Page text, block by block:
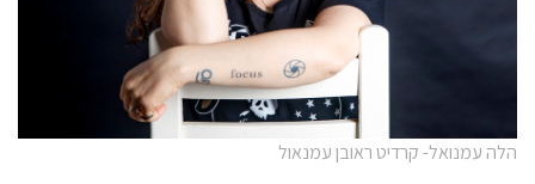
הלה עמנואל- קרדיט ראובן עמנאול